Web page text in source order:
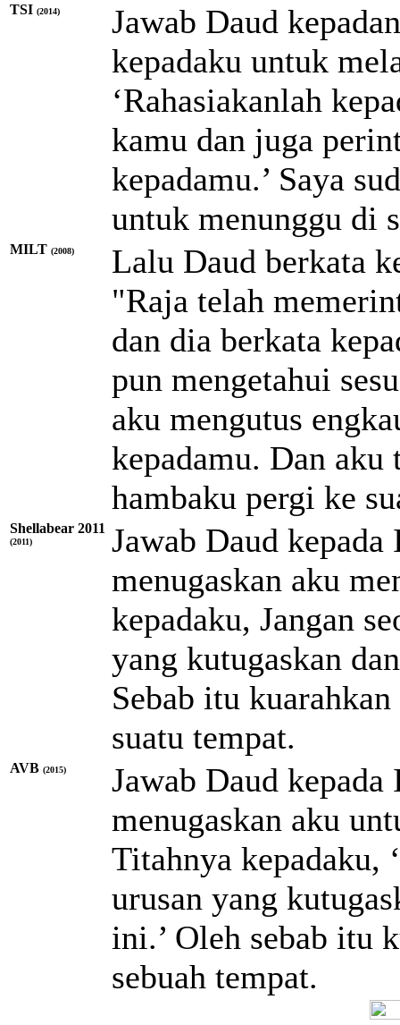
TSI (2014)
Jawab Daud
kepadaku untuk
‘Rahasiakanlah
kamu dan juga
kepadamu.’ Saya
untuk menunggu di
MILT (2008)
Lalu Daud berkata
"Raja telah
dan dia berkata
pun mengetahui
aku mengutus
kepadamu. Dan aku
hambaku pergi ke
Shellabear 2011
(2011)
Jawab Daud
menugaskan aku
kepadaku, Jangan
yang kutugaskan
Sebab itu
suatu tempat.
AVB (2015)
Jawab Daud
menugaskan aku
Titahnya kepadaku,
urusan yang
ini.’ Oleh sebab itu
sebuah tempat.